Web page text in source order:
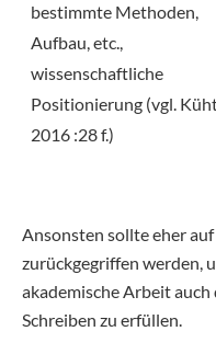
bestimmte Methoden,
Aufbau, etc.,
wissenschaftliche
Positionierung (vgl.
2016 :28 f.)
Ansonsten sollte eher
zurückgegriffen werden,
akademische Arbeit
Schreiben zu erfüllen.